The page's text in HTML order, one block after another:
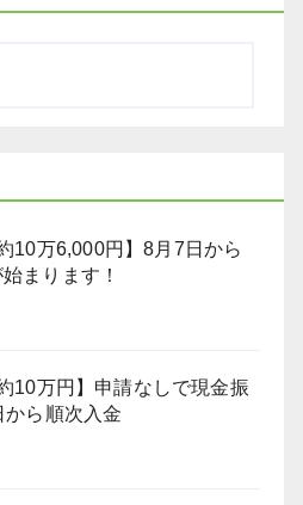
10万6,000円】8月7日から
まります！
10万円】申請なしで現金振
ら順次入金